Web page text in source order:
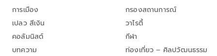
การเมือง
เปลว สีเงิน
คอลัมนิสต์
บทความ
กรองสถานการณ์
วาไรตี้
กีฬา
ท่องเที่ยว – ศิลปวัฒนธรรม